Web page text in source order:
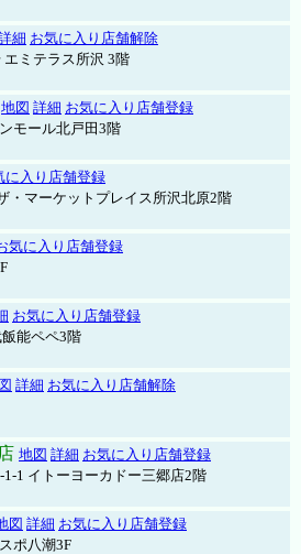
細 お気に入り店舗解除
ミテラス所沢 3階
地図 詳細 お気に入り店舗登録
モール北戸田3階
に入り店舗登録
・マーケットプレイス所沢北原2階
気に入り店舗登録
お気に入り店舗登録
能ペペ3階
詳細 お気に入り店舗解除
地図 詳細 お気に入り店舗登録
1 イトーヨーカドー三郷店2階
図 詳細 お気に入り店舗登録
ポ八潮3F